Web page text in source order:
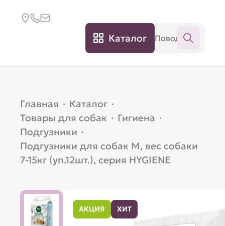
Каталог
Главная · Каталог ·
Товары для собак · Гигиена ·
Подгузники ·
Подгузники для собак M, вес собаки
7-15кг (уп.12шт.), серия HYGIENE
АКЦИЯ ХИТ